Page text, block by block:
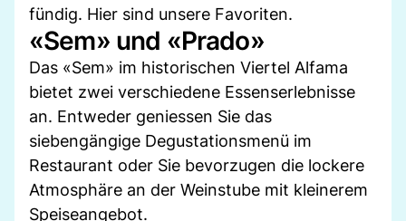
fündig. Hier sind unsere Favoriten.
«Sem» und «Prado»
Das «Sem» im historischen Viertel Alfama
bietet zwei verschiedene Essenserlebnisse
an. Entweder geniessen Sie das
siebengängige Degustationsmenü im
Restaurant oder Sie bevorzugen die lockere
Atmosphäre an der Weinstube mit kleinerem
Speiseangebot.